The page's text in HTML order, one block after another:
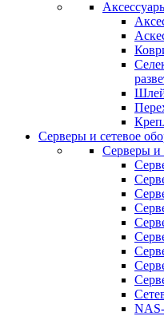
Серверы и сетевое
Серверы